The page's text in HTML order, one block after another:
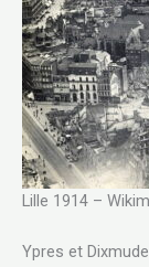
Lille 1914 –
Ypres et